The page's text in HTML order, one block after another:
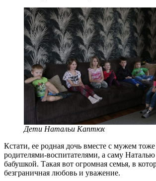
Дети Натальи Каптюх
Кстати, ее родная дочь вместе с мужем тоже
родителями-воспитателями, а саму
бабушкой. Такая вот огромная семья, в
безграничная любовь и уважение.